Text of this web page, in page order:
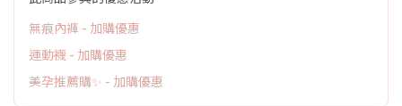
無痕內褲 - 加購優惠
運動襪 - 加購優惠
美孕推薦購✨ - 加購優惠